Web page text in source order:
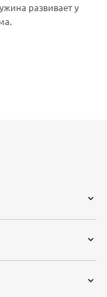
развивает у